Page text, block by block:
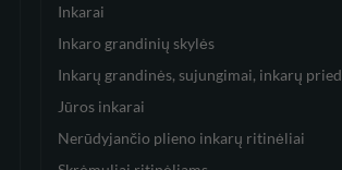
Inkarai
Inkaro grandinių skylės
Inkarų grandinės, sujungimai, inkarų
Jūros inkarai
Nerūdyjančio plieno inkarų ritinėliai